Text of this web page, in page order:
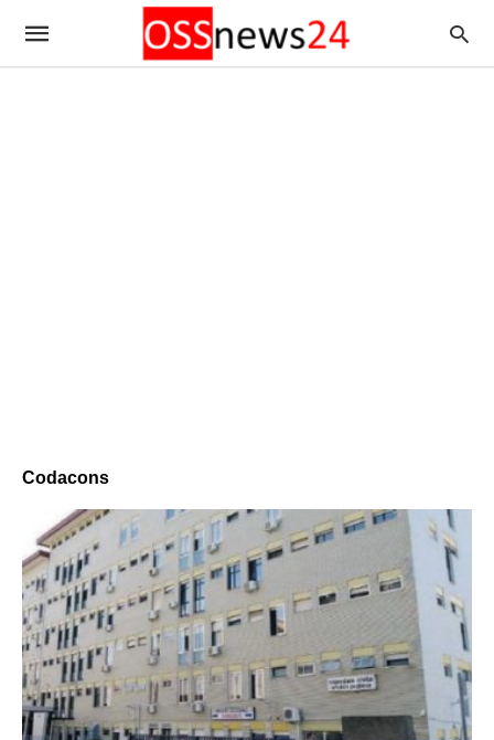
Codacons